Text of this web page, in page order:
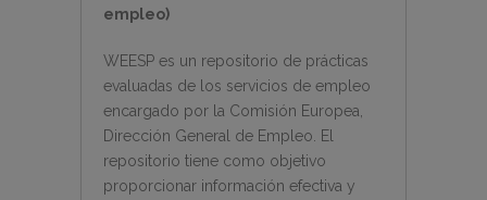
empleo)
WEESP es un repositorio de prácticas
evaluadas de los servicios de empleo
encargado por la Comisión Europea,
Dirección General de Empleo. El
repositorio tiene como objetivo
proporcionar información efectiva y